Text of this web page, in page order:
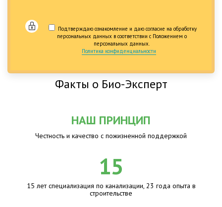
Подтверждаю ознакомление и даю согласие на обработку
персональных данных в соответствии с Положением о
персональных данных.
Политика конфиденциальности
Факты о Био-Эксперт
НАШ ПРИНЦИП
Честность и качество с пожизненной поддержкой
15
15 лет специализация по канализации, 23 года опыта в
строительстве